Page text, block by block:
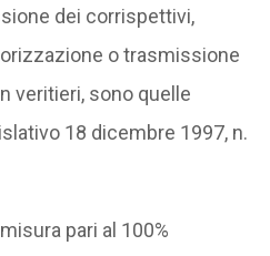
dei corrispettivi,
o trasmissione
veritieri, sono quelle
18 dicembre 1997, n.
pari al 100%